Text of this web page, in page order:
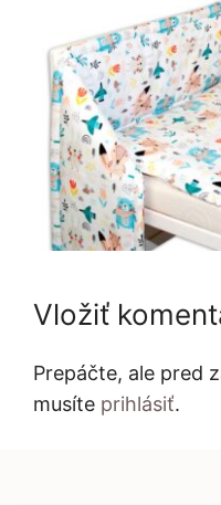
Vložiť
Prepáčte, ale pred
musíte prihlásiť.